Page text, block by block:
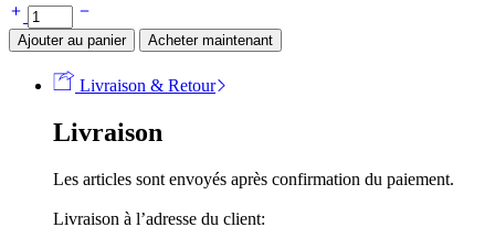
Ajouter au panier Acheter maintenant
Livraison & Retour
Livraison
Les articles sont envoyés après confirmation du paiement.
Livraison à l’adresse du client: